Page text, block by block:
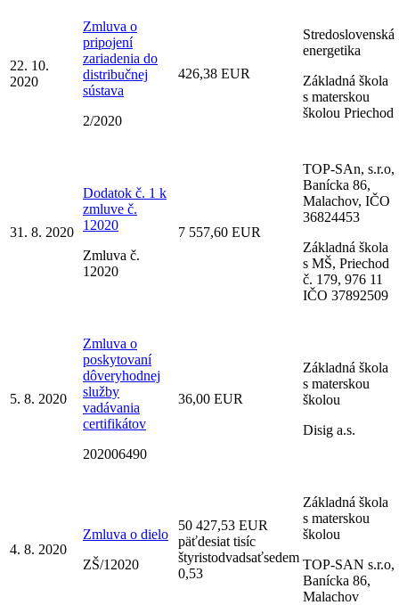
22. 10.
2020
Zmluva o
pripojení
zariadenia do
distribučnej
sústava
2/2020
426,38 EUR
Stredoslovenská
energetika
Základná škola
s materskou
školou Priechod
31. 8. 2020
Dodatok č. 1 k
zmluve č.
12020
Zmluva č.
12020
7 557,60 EUR
TOP-SAn, s.r.o,
Banícka 86,
Malachov, IČO
36824453
Základná škola
s MŠ, Priechod
č. 179, 976 11
IČO 37892509
5. 8. 2020
Zmluva o
poskytovaní
dôveryhodnej
služby
vadávania
certifikátov
202006490
36,00 EUR
Základná škola
s materskou
školou
Disig a.s.
4. 8. 2020
Zmluva o dielo
ZŠ/12020
50 427,53 EUR
päťdesiat tisíc
štyristodvadsaťsedem
0,53
Základná škola
s materskou
školou
TOP-SAN s.r.o,
Banícka 86,
Malachov